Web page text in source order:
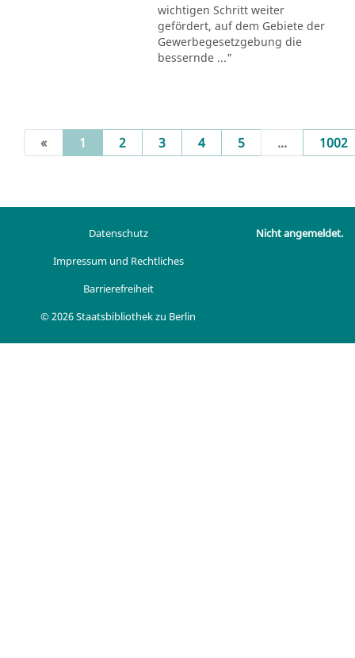
wichtigen Schritt weiter
gefördert, auf dem Gebiete der
Gewerbegesetzgebung die
bessernde ..."
« 1 (current)
2 3 4 5 ... 1002
Datenschutz
Impressum und Rechtliches
Barrierefreiheit
© 2026 Staatsbibliothek zu Berlin
Nicht angemeldet.